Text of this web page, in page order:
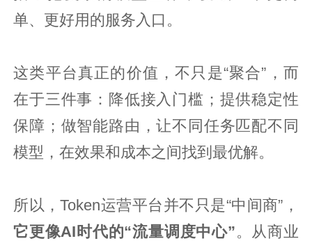
单、更好用的服务入口。
这类平台真正的价值，不只是“聚合”，而
在于三件事：降低接入门槛；提供稳定性
保障；做智能路由，让不同任务匹配不同
模型，在效果和成本之间找到最优解。
所以，Token运营平台并不只是“中间商”，
它更像AI时代的“流量调度中心”。从商业